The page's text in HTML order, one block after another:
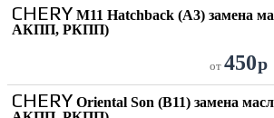
CHERY M11 Hatchback (A3) замена
АКПП, РКПП)
от 450р
CHERY Oriental Son (B11) замена